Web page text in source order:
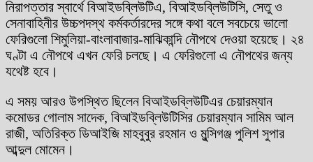
নিরাপত্তার স্বার্থে বিআইডব্লিউটিএ, বিআইডব্লিউটিসি, সেতু ও
সেনাবাহিনীর উচ্চপদস্থ কর্মকর্তারদের সঙ্গে কথা বলে সবচেয়ে ভালো
ফেরিগুলো শিমুলিয়া-বাংলাবাজার-মাঝিকান্দি নৌপথে দেওয়া হয়েছে। ২৪
ঘণ্টা এ নৌপথে এখন ফেরি চলছে। এ ফেরিগুলো এ নৌপথের জন্য
যথেষ্ট হবে।
এ সময় আরও উপস্থিত ছিলেন বিআইডব্লিউটিএর চেয়ারম্যান
কমোডর গোলাম সাদেক, বিআইডব্লিউটিসির চেয়ারম্যান সামিম আল
রাজী, অতিরিক্ত ডিআইজি মাহবুবুর রহমান ও মুন্সিগঞ্জ পুলিশ সুপার
আব্দুল মোমেন।